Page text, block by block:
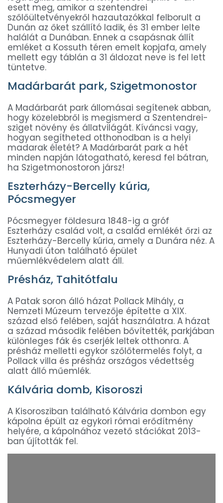
esett meg, amikor a szentendrei
szőlőültetvényekről hazautazókkal felborult a
Dunán az őket szállító ladik, és 31 ember lelte
halálát a Dunában. Ennek a csapásnak állít
emléket a Kossuth téren emelt kopjafa, amely
mellett egy táblán a 31 áldozat neve is fel lett
tüntetve.
Madárbarát park, Szigetmonostor
A Madárbarát park állomásai segítenek abban,
hogy közelebbről is megismerd a Szentendrei-
sziget növény és állatvilágát. Kíváncsi vagy,
hogyan segítheted otthonodban is a helyi
madarak életét? A Madárbarát park a hét
minden napján látogatható, keresd fel bátran,
ha Szigetmonostoron jársz!
Eszterházy-Bercelly kúria,
Pócsmegyer
Pócsmegyer földesura 1848-ig a gróf
Eszterházy család volt, a család emlékét őrzi az
Eszterházy-Bercelly kúria, amely a Dunára néz. A
Hunyadi úton található épület
műemlékvédelem alatt áll.
Présház, Tahitótfalu
A Patak soron álló házat Pollack Mihály, a
Nemzeti Múzeum tervezője építette a XIX.
század első felében, saját használatra. A házat
a század második felében bővítették, parkjában
különleges fák és cserjék leltek otthonra. A
présház melletti egykor szőlőtermelés folyt, a
Pollack villa és présház országos védettség
alatt álló műemlék.
Kálvária domb, Kisoroszi
A Kisorosziban található Kálvária dombon egy
kápolna épült az egykori római erődítmény
helyére, a kápolnához vezető stációkat 2013-
ban újították fel.